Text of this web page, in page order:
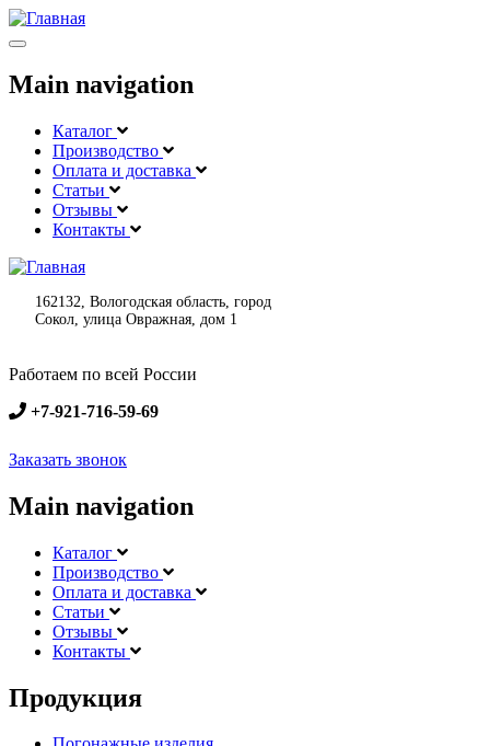
Меню
Main navigation
Каталог
Производство
Оплата и доставка
Статьи
Отзывы
Контакты
162132, Вологодская область, город
Сокол, улица Овражная, дом 1
Работаем по всей России
+7-921-716-59-69
Заказать звонок
Main navigation
Каталог
Производство
Оплата и доставка
Статьи
Отзывы
Контакты
Продукция